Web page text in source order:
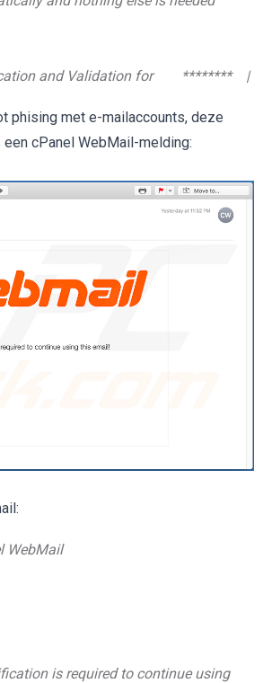
and Validation for ******** |
phising met e-mailaccounts, deze
cPanel WebMail-melding:
WebMail
is required to continue using